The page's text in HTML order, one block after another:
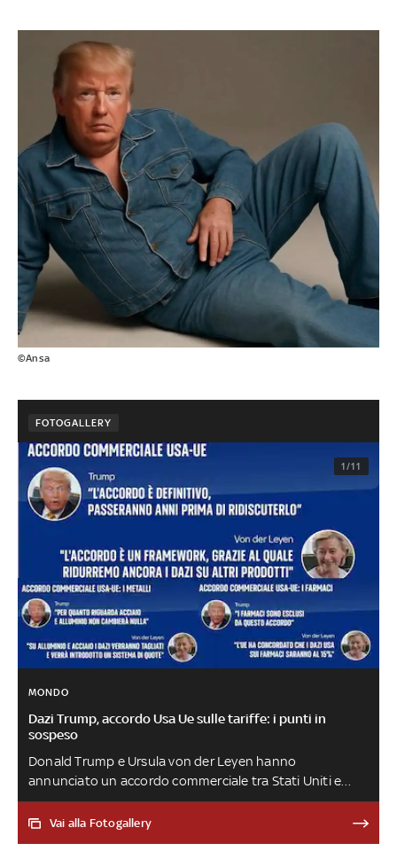
©Ansa
FOTOGALLERY
1/11
MONDO
Dazi Trump, accordo Usa Ue sulle tariffe: i punti in
sospeso
Donald Trump e Ursula von der Leyen hanno
annunciato un accordo commerciale tra Stati Uniti e
Unione europea con dazi al 15%, ma restano punti in
sospeso in alcuni settori, come farmaci e metalli. L’intesa
Vai alla Fotogallery